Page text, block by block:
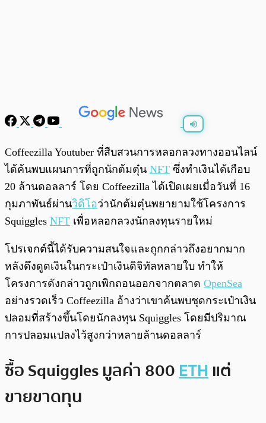
0:00
Coffeezilla Youtuber ที่สืบสวนการหลอกลวงทางออนไลน์
ได้ค้นพบแผนการที่ถูกนักต้มตุ๋น NFT ซึ่งทำเงินได้เกือบ
20 ล้านดอลลาร์ โดย Coffeezilla ได้เปิดเผยเมื่อวันที่ 16
กุมภาพันธ์ผ่านวิดิโอว่านักต้มตุ๋นพยายามใช้โครงการ
Squiggles NFT เพื่อหลอกลวงนักลงทุนรายใหม่
โปรเจกต์นี้ได้รับความสนใจและถูกกล่าวถึงอยากมาก
หลังดึงดูดเงินในกระเป๋าเงินดิจิทัลหลายใบ ทำให้
โครงการดังกล่าวถูกเพิกถอนออกจากตลาด OpenSea
อย่างรวดเร็ว Coffeezilla อ้างว่าเขาค้นพบชุดกระเป๋าเงิน
ปลอมที่สร้างขึ้นโดยนักลงทุน Squiggles โดยมีปริมาณ
การปลอมแปลงไว้สูงกว่าหลายล้านดอลลาร์
ซื้อ Squiggles มูลค่า 800ETHแต่
ขายขาดทุน